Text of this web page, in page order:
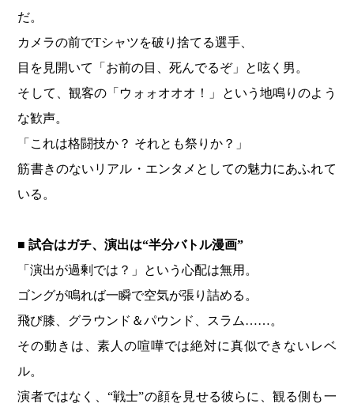
だ。
カメラの前でTシャツを破り捨てる選手、
目を見開いて「お前の目、死んでるぞ」と呟く男。
そして、観客の「ウォォオオオ！」という地鳴りのよう
な歓声。
「これは格闘技か？ それとも祭りか？」
筋書きのないリアル・エンタメとしての魅力にあふれて
いる。
■試合はガチ、演出は“半分バトル漫画”
「演出が過剰では？」という心配は無用。
ゴングが鳴れば一瞬で空気が張り詰める。
飛び膝、グラウンド＆パウンド、スラム……。
その動きは、素人の喧嘩では絶対に真似できないレベ
ル。
演者ではなく、“戦士”の顔を見せる彼らに、観る側も一